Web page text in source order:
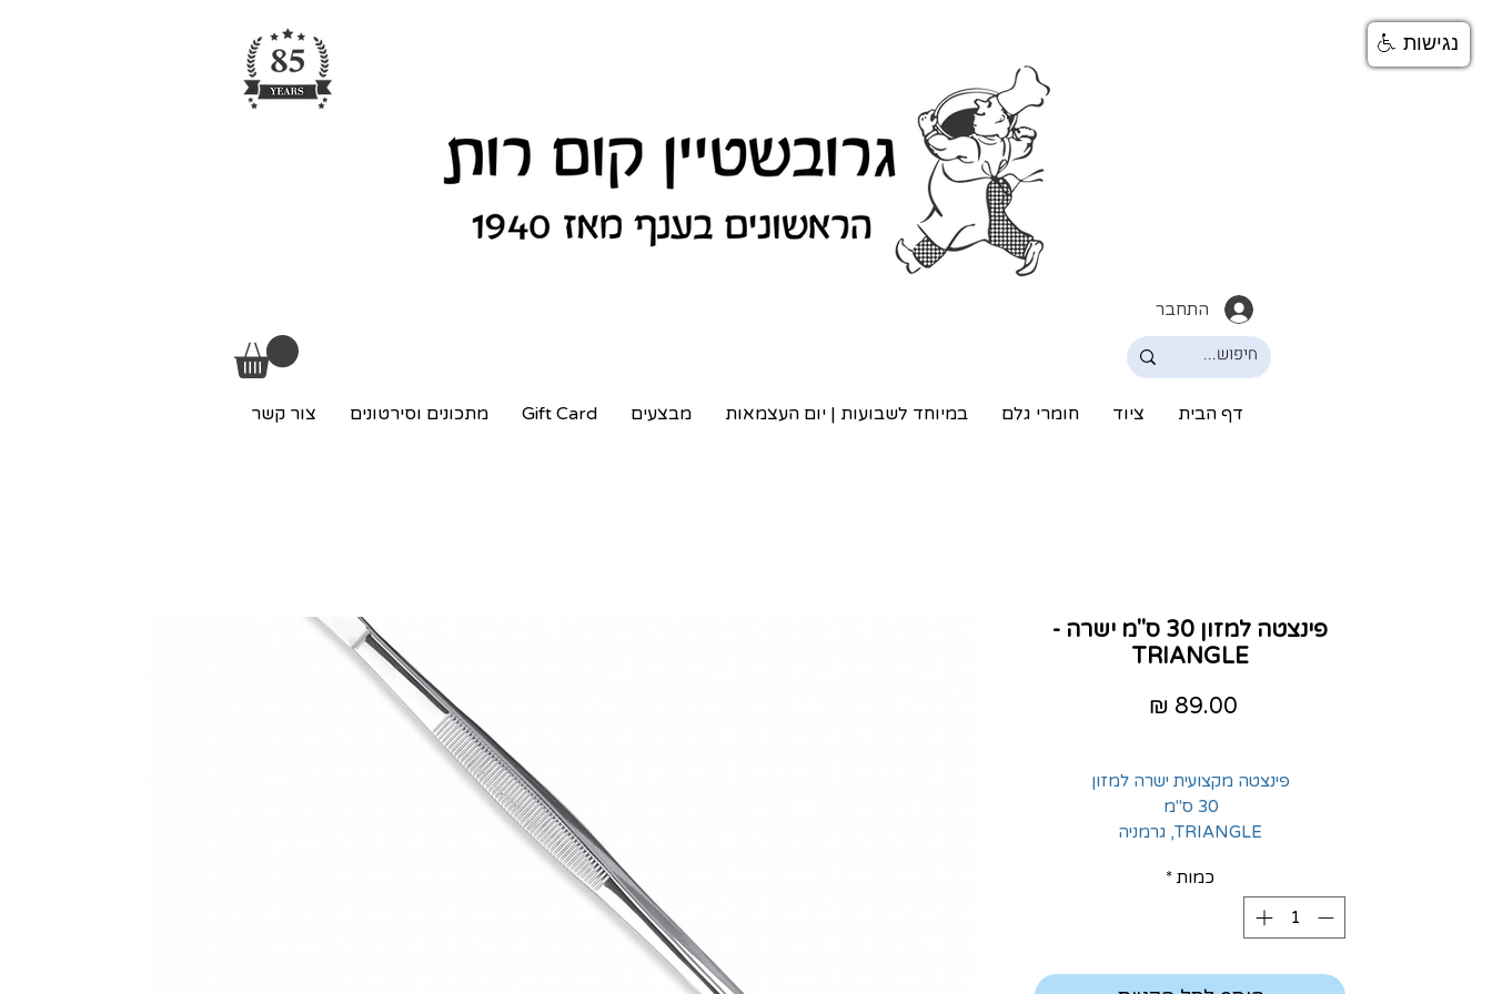
התחבר
דף הבית ציוד חומרי גלם במיוחד לשבועות | יום העצמאות מבצעים Gift Card מתכונים וסירטונים צור קשר
פינצטה למזון 30 ס"מ ישרה -
TRIANGLE
פינצטה מקצועית ישרה למזון
30 ס"מ
TRIANGLE, גרמניה
כמות *
נגישות